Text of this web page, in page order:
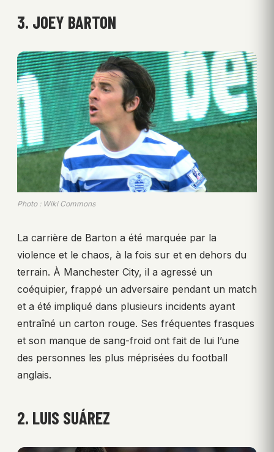
3. JOEY BARTON
Photo : Wiki Commons
La carrière de Barton a été marquée par la
violence et le chaos, à la fois sur et en dehors du
terrain. À Manchester City, il a agressé un
coéquipier, frappé un adversaire pendant un match
et a été impliqué dans plusieurs incidents ayant
entraîné un carton rouge. Ses fréquentes frasques
et son manque de sang-froid ont fait de lui l’une
des personnes les plus méprisées du football
anglais.
2. LUIS SUÁREZ